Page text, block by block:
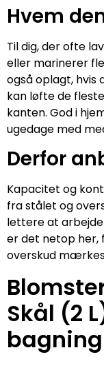
Hvem
Til dig, der ofte
eller marinerer
også oplagt, hvis
kan løfte de
kanten. God i
ugedage med
Derfor
Kapacitet og
fra stålet og
lettere at
er det netop her,
overskud
Skål (2